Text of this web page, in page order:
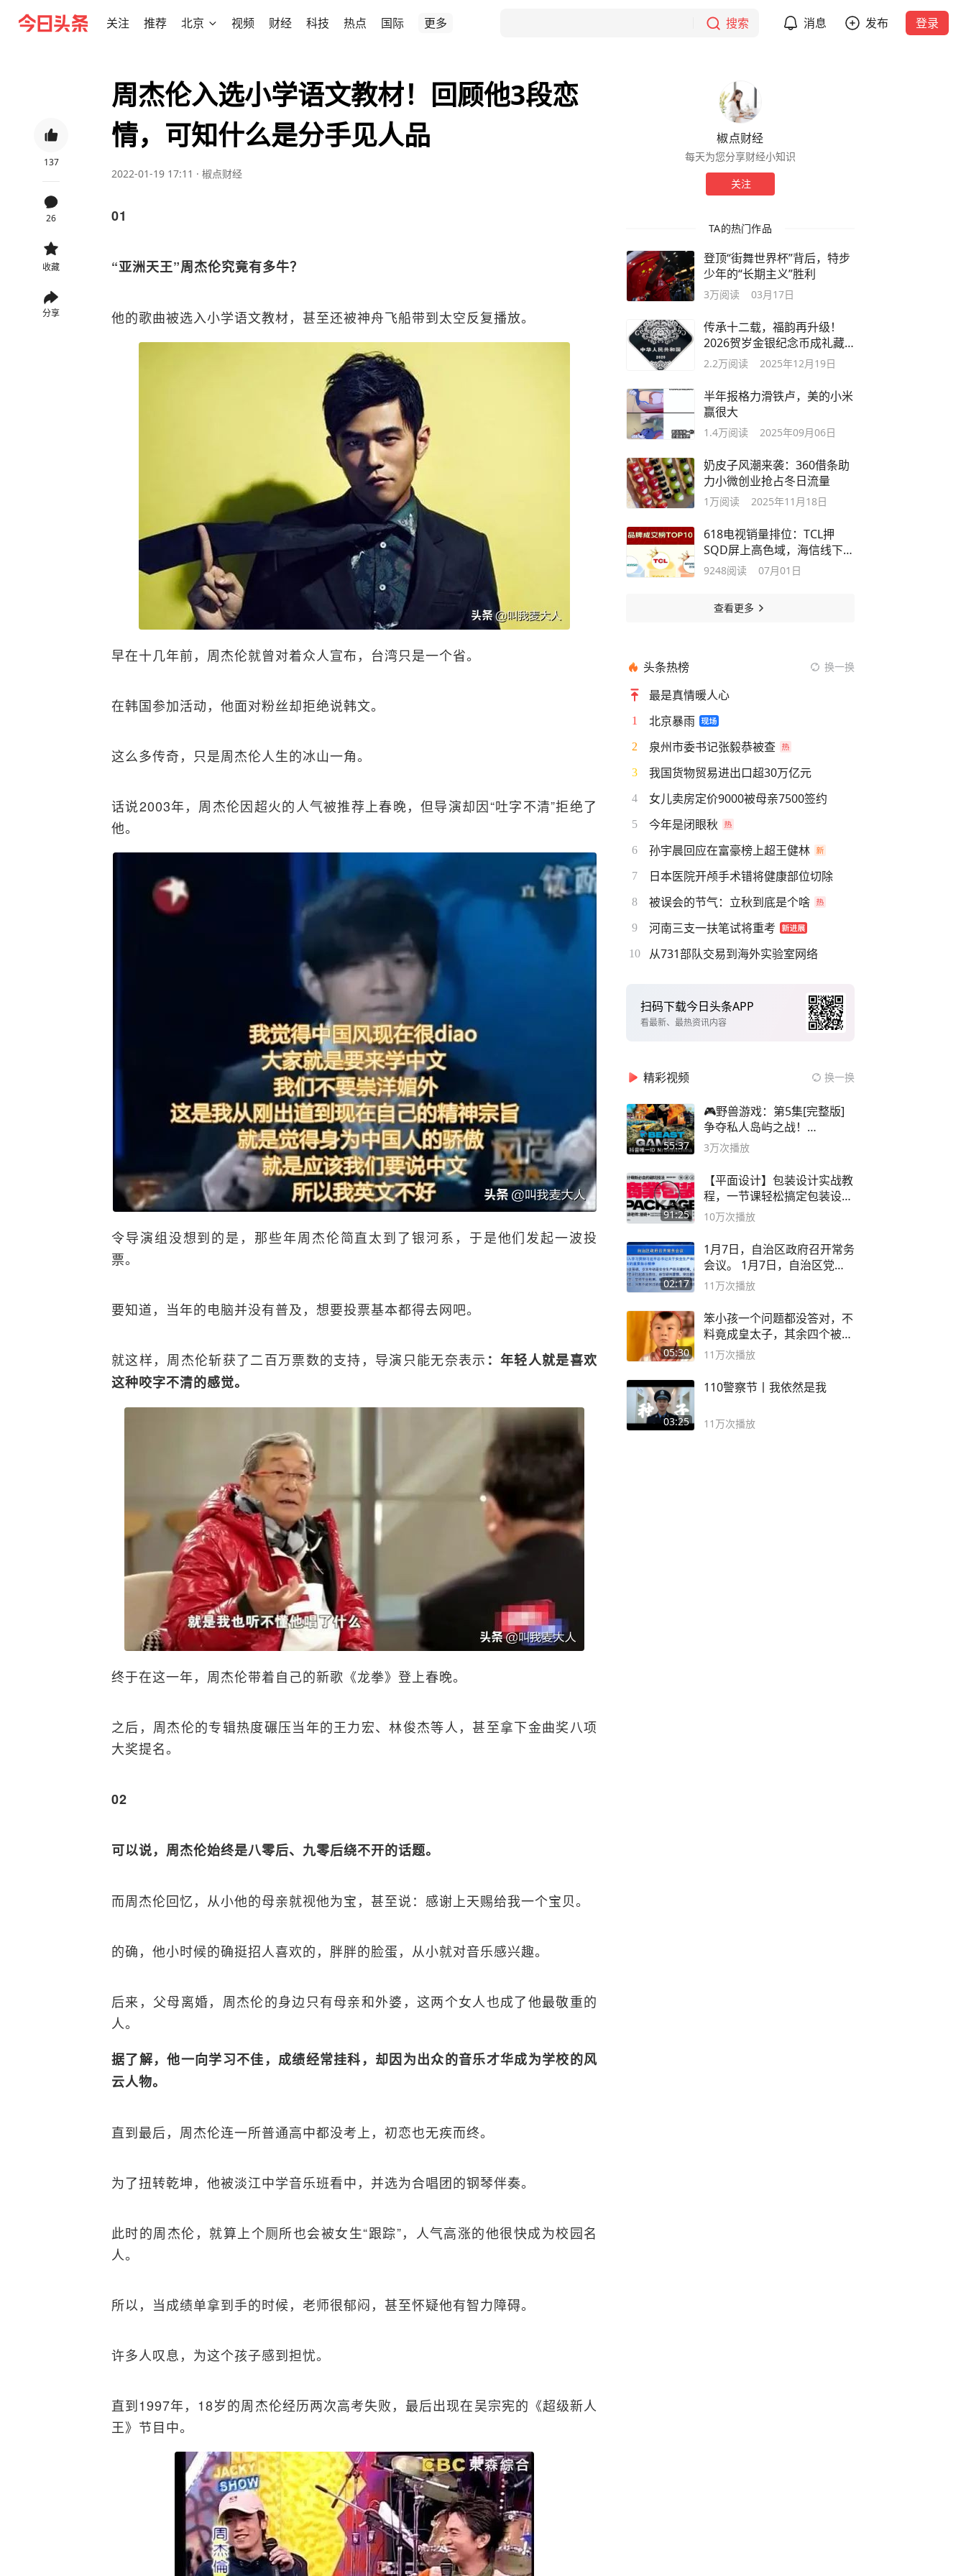
关注 推荐 北京 视频 财经 科技 热点 国际 更多 搜索 消息 发布 登录
137
26
收藏
分享
周杰伦入选小学语文教材！回顾他3段恋
情，可知什么是分手见人品
2022-01-19 17:11 · 椒点财经
01
“亚洲天王”周杰伦究竟有多牛？
他的歌曲被选入小学语文教材，甚至还被神舟飞船带到太空反复播放。
早在十几年前，周杰伦就曾对着众人宣布，台湾只是一个省。
在韩国参加活动，他面对粉丝却拒绝说韩文。
这么多传奇，只是周杰伦人生的冰山一角。
话说2003年，周杰伦因超火的人气被推荐上春晚，但导演却因“吐字不清”拒绝了
他。
令导演组没想到的是，那些年周杰伦简直太到了银河系，于是他们发起一波投
票。
要知道，当年的电脑并没有普及，想要投票基本都得去网吧。
就这样，周杰伦斩获了二百万票数的支持，导演只能无奈表示 ：年轻人就是喜欢
这种咬字不清的感觉。
终于在这一年，周杰伦带着自己的新歌《龙拳》登上春晚。
之后，周杰伦的专辑热度碾压当年的王力宏、林俊杰等人，甚至拿下金曲奖八项
大奖提名。
02
可以说，周杰伦始终是八零后、九零后绕不开的话题。
而周杰伦回忆，从小他的母亲就视他为宝，甚至说：感谢上天赐给我一个宝贝。
的确，他小时候的确挺招人喜欢的，胖胖的脸蛋，从小就对音乐感兴趣。
后来，父母离婚，周杰伦的身边只有母亲和外婆，这两个女人也成了他最敬重的
人。
据了解，他一向学习不佳，成绩经常挂科，却因为出众的音乐才华成为学校的风
云人物。
直到最后，周杰伦连一所普通高中都没考上，初恋也无疾而终。
为了扭转乾坤，他被淡江中学音乐班看中，并选为合唱团的钢琴伴奏。
此时的周杰伦，就算上个厕所也会被女生“跟踪”，人气高涨的他很快成为校园名
人。
所以，当成绩单拿到手的时候，老师很郁闷，甚至怀疑他有智力障碍。
许多人叹息，为这个孩子感到担忧。
直到1997年，18岁的周杰伦经历两次高考失败，最后出现在吴宗宪的《超级新人
王》节目中。
椒点财经
每天为您分享财经小知识
关注
TA的热门作品
登顶“街舞世界杯”背后，特步
少年的“长期主义”胜利
3万阅读 03月17日
传承十二载，福韵再升级！
2026贺岁金银纪念币成礼藏
新标杆
2.2万阅读 2025年12月19日
半年报格力滑铁卢，美的小米
赢很大
1.4万阅读 2025年09月06日
奶皮子风潮来袭：360借条助
力小微创业抢占冬日流量
1万阅读 2025年11月18日
618电视销量排位：TCL押
SQD屏上高色域，海信线下
稳，创维贴墙美
9248阅读 07月01日
查看更多
头条热榜 换一换
最是真情暖人心
1 北京暴雨
2 泉州市委书记张毅恭被查
3 我国货物贸易进出口超30万亿元
4 女儿卖房定价9000被母亲7500签约
5 今年是闭眼秋
6 孙宇晨回应在富豪榜上超王健林
7 日本医院开颅手术错将健康部位切除
8 被误会的节气：立秋到底是个啥
9 河南三支一扶笔试将重考
10 从731部队交易到海外实验室网络
扫码下载今日头条APP
看最新、最热资讯内容
精彩视频 换一换
55:37
🎮野兽游戏：第5集[完整版]
争夺私人岛屿之战！
#MrBeastChina
3万次播放
91:25
【平面设计】包装设计实战教
程，一节课轻松搞定包装设计
流程！
10万次播放
02:17
1月7日，自治区政府召开常务
会议。 1月7日，自治区党委
副书记
11万次播放
05:30
笨小孩一个问题都没答对，不
料竟成皇太子，其余四个被处
死
11万次播放
03:25
110警察节丨我依然是我
11万次播放